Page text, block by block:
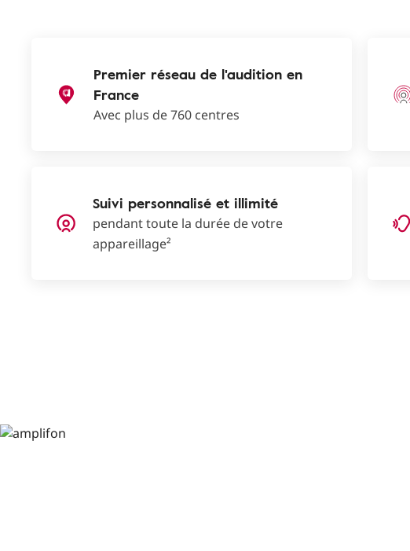
Premier réseau de l'audition en
France
Avec plus de 760 centres
Suivi personnalisé et illimité
pendant toute la durée de votre
appareillage²